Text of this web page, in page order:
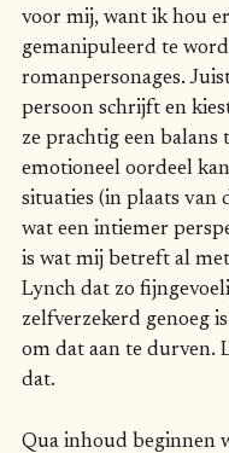
voor mij, want ik hou
gemanipuleerd te
romanpersonages.
persoon schrijft en
ze prachtig een balans
emotioneel oordeel
situaties (in plaats van
wat een intiemer
is wat mij betreft al
Lynch dat zo
zelfverzekerd genoeg
om dat aan te durven.
dat.
Qua inhoud beginnen